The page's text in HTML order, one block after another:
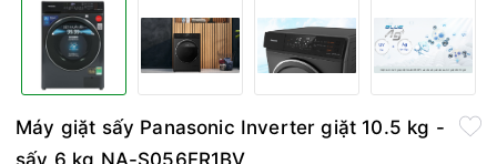
Máy giặt sấy Panasonic Inverter giặt 10.5 kg -
sấy 6 kg NA-S056FR1BV